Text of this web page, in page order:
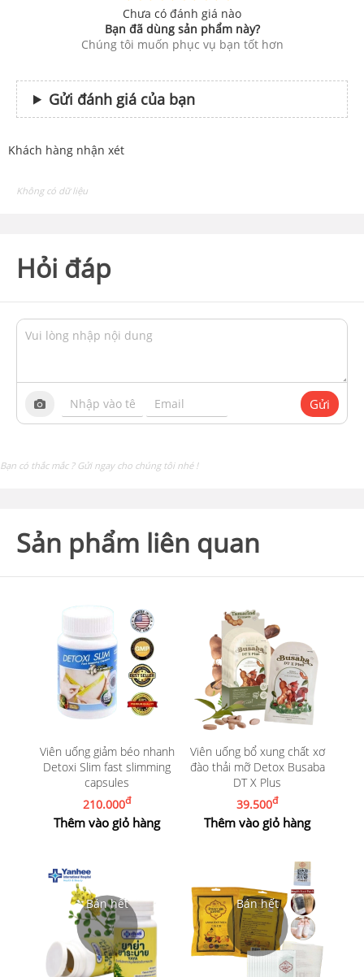
Chưa có đánh giá nào
Bạn đã dùng sản phẩm này?
Chúng tôi muốn phục vụ bạn tốt hơn
Gửi đánh giá của bạn
Khách hàng nhận xét
Không có dữ liệu
Hỏi đáp
Gửi
Bạn có thắc mắc ? Gửi ngay cho chúng tôi nhé !
Sản phẩm liên quan
Viên uống giảm béo nhanh
Detoxi Slim fast slimming
capsules
210.000đ
Thêm vào giỏ hàng
Viên uống bổ xung chất xơ
đào thải mỡ Detox Busaba
DT X Plus
39.500đ
Thêm vào giỏ hàng